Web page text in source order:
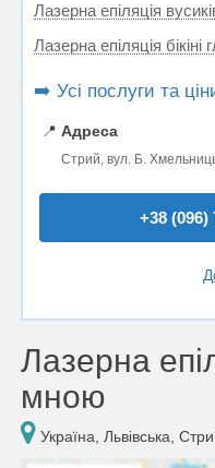
Лазерна епіляція
Лазерна епіляція бікіні
➡️ Усі послуги та
📍 Адреса
Стрий, вул. Б.
+38 (096)
Лазерна
мною
Україна, Львівська,